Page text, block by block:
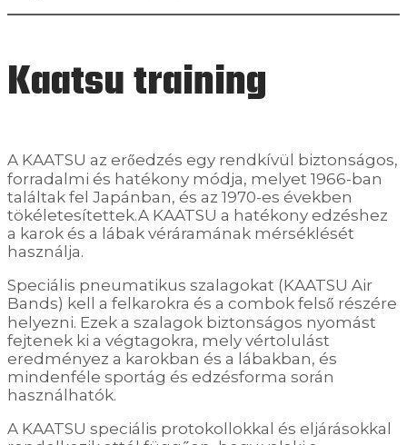
Kaatsu training
A KAATSU az erőedzés egy rendkívül biztonságos,
forradalmi és hatékony módja, melyet 1966-ban
találtak fel Japánban, és az 1970-es években
tökéletesítettek.A KAATSU a hatékony edzéshez
a karok és a lábak véráramának mérséklését
használja.
Speciális pneumatikus szalagokat (KAATSU Air
Bands) kell a felkarokra és a combok felső részére
helyezni. Ezek a szalagok biztonságos nyomást
fejtenek ki a végtagokra, mely vértolulást
eredményez a karokban és a lábakban, és
mindenféle sportág és edzésforma során
használhatók.
A KAATSU speciális protokollokkal és eljárásokkal